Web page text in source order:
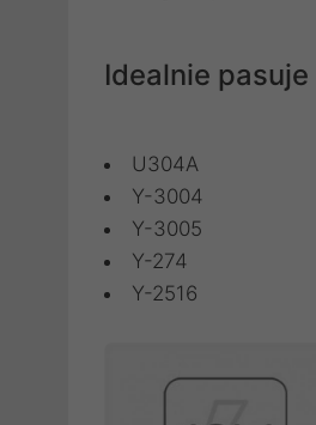
Idealnie
U304A
Y-3004
Y-3005
Y-274
Y-2516